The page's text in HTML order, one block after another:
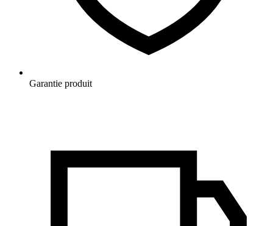
Garantie produit